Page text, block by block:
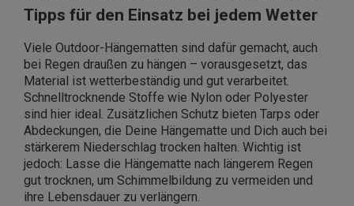
Tipps für den Einsatz bei jedem Wetter
Viele Outdoor-Hängematten sind dafür gemacht, auch
bei Regen draußen zu hängen – vorausgesetzt, das
Material ist wetterbeständig und gut verarbeitet.
Schnelltrocknende Stoffe wie Nylon oder Polyester
sind hier ideal. Zusätzlichen Schutz bieten Tarps oder
Abdeckungen, die Deine Hängematte und Dich auch bei
stärkerem Niederschlag trocken halten. Wichtig ist
jedoch: Lasse die Hängematte nach längerem Regen
gut trocknen, um Schimmelbildung zu vermeiden und
ihre Lebensdauer zu verlängern.